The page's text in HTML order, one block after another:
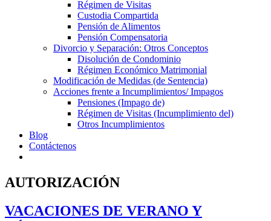
Régimen de Visitas
Custodia Compartida
Pensión de Alimentos
Pensión Compensatoria
Divorcio y Separación: Otros Conceptos
Disolución de Condominio
Régimen Económico Matrimonial
Modificación de Medidas (de Sentencia)
Acciones frente a Incumplimientos/ Impagos
Pensiones (Impago de)
Régimen de Visitas (Incumplimiento del)
Otros Incumplimientos
Blog
Contáctenos
AUTORIZACIÓN
VACACIONES DE VERANO Y